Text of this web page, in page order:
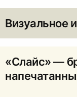
Визуальное
«Слайс» —